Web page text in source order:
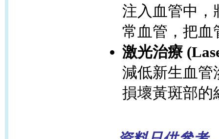
注入血管中，
常血管，把血
激光治療
減低新生血管
損壞黃斑部的